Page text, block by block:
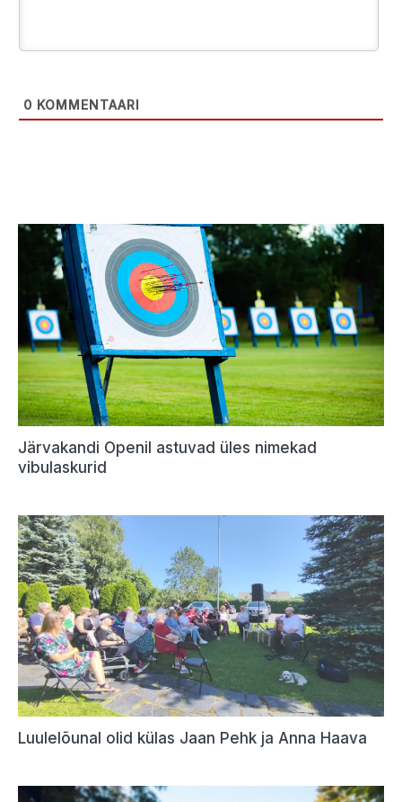
0 KOMMENTAARI
Järvakandi Openil astuvad üles nimekad
vibulaskurid
Luulelõunal olid külas Jaan Pehk ja Anna Haava